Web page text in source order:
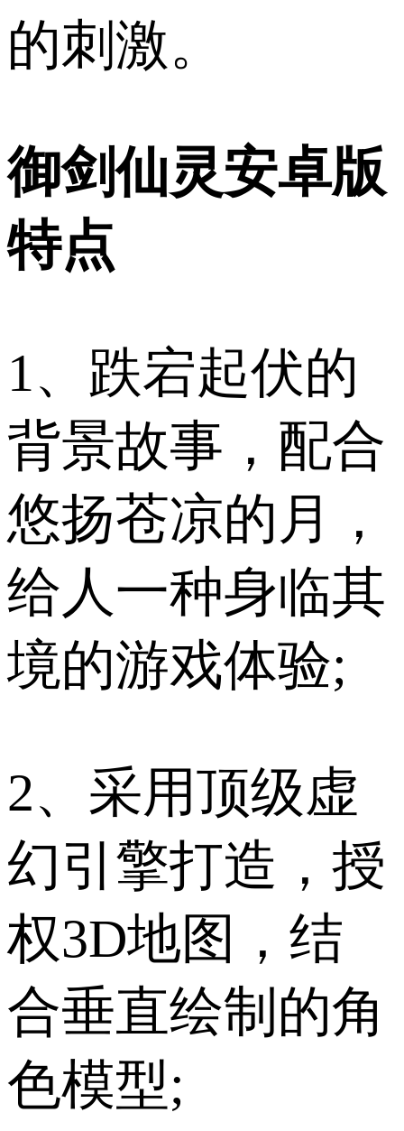
的刺激。
御剑仙灵安卓版
特点
1、跌宕起伏的
背景故事，配合
悠扬苍凉的月，
给人一种身临其
境的游戏体验;
2、采用顶级虚
幻引擎打造，授
权3D地图，结
合垂直绘制的角
色模型;